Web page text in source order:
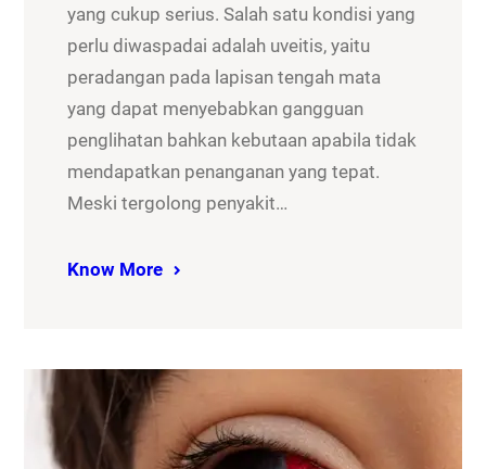
yang cukup serius. Salah satu kondisi yang
perlu diwaspadai adalah uveitis, yaitu
peradangan pada lapisan tengah mata
yang dapat menyebabkan gangguan
penglihatan bahkan kebutaan apabila tidak
mendapatkan penanganan yang tepat.
Meski tergolong penyakit…
Know More